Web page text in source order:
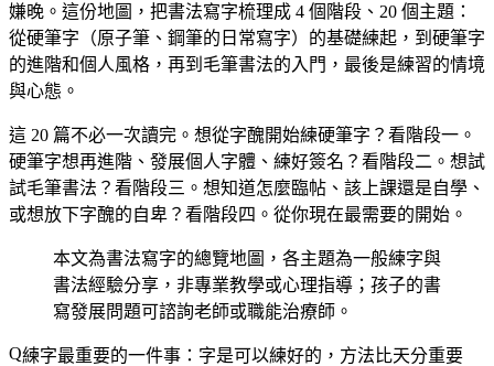
嫌晚。這份地圖，把書法寫字梳理成 4 個階段、20 個主題：
從硬筆字（原子筆、鋼筆的日常寫字）的基礎練起，到硬筆字
的進階和個人風格，再到毛筆書法的入門，最後是練習的情境
與心態。
這 20 篇不必一次讀完。想從字醜開始練硬筆字？看階段一。
硬筆字想再進階、發展個人字體、練好簽名？看階段二。想試
試毛筆書法？看階段三。想知道怎麼臨帖、該上課還是自學、
或想放下字醜的自卑？看階段四。從你現在最需要的開始。
本文為書法寫字的總覽地圖，各主題為一般練字與
書法經驗分享，非專業教學或心理指導；孩子的書
寫發展問題可諮詢老師或職能治療師。
練字最重要的一件事：字是可以練好的，方法比天分重要